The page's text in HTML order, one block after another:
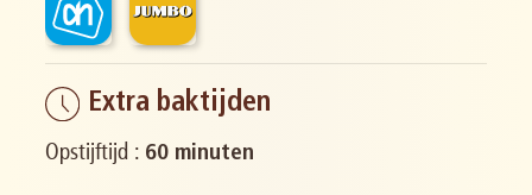
Extra baktijden
Opstijftijd : 60 minuten